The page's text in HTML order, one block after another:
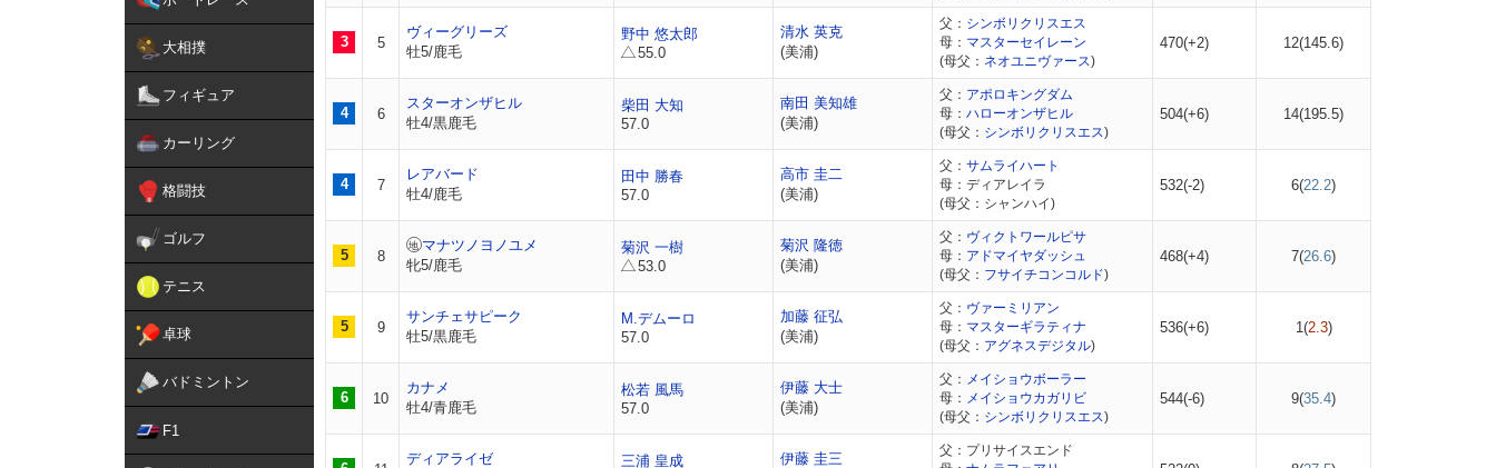
大相撲
フィギュア
カーリング
格闘技
ゴルフ
テニス
卓球
バドミントン
F1
3 5
ヴィーグリーズ
牡5/鹿毛
野中 悠太郎
55.0
清水 英克
(美浦)
父： シンボリクリスエス
母： マスターセイレーン
(母父： ネオユニヴァース)
470(+2) 12(145.6)
4 6
スターオンザヒル
牡4/黒鹿毛
柴田 大知
57.0
南田 美知雄
(美浦)
父： アポロキングダム
母： ハローオンザヒル
(母父： シンボリクリスエス)
504(+6) 14(195.5)
4 7
レアバード
牡4/鹿毛
田中 勝春
57.0
高市 圭二
(美浦)
父： サムライハート
母：ディアレイラ
(母父：シャンハイ)
532(-2) 6(22.2)
5 8
マナツノヨノユメ
牝5/鹿毛
菊沢 一樹
53.0
菊沢 隆徳
(美浦)
父： ヴィクトワールピサ
母： アドマイヤダッシュ
(母父： フサイチコンコルド)
468(+4) 7(26.6)
5 9
サンチェサピーク
牡5/黒鹿毛
M.デムーロ
57.0
加藤 征弘
(美浦)
父： ヴァーミリアン
母： マスターギラティナ
(母父： アグネスデジタル)
536(+6) 1(2.3)
6 10
カナメ
牡4/青鹿毛
松若 風馬
57.0
伊藤 大士
(美浦)
父： メイショウボーラー
母： メイショウカガリビ
(母父： シンボリクリスエス)
544(-6) 9(35.4)
ディアライゼ
三浦 皇成
伊藤 圭三
父：プリサイスエンド